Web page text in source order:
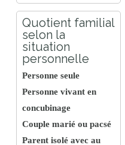
Quotient familial
selon la
situation
personnelle
Personne seule
Personne vivant en
concubinage
Couple marié ou pacsé
Parent isolé avec au